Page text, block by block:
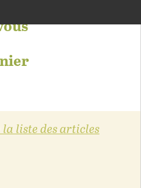
la liste des articles